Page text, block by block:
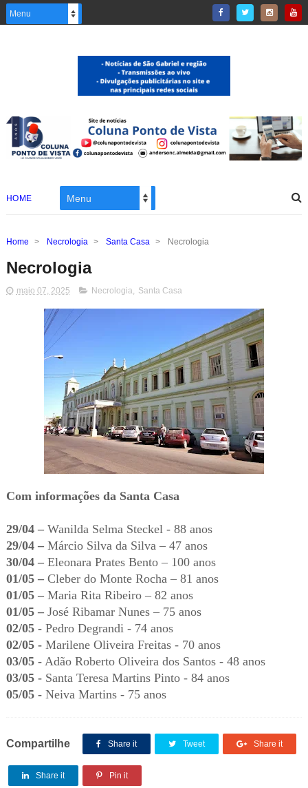
HOME
Home > Necrologia > Santa Casa > Necrologia
Necrologia
maio 07, 2025 Necrologia, Santa Casa
Com informações da Santa Casa
29/04 –Wanilda Selma Steckel - 88 anos
29/04 –Márcio Silva da Silva – 47 anos
30/04 –Eleonara Prates Bento – 100 anos
01/05 – Cleber do Monte Rocha – 81 anos
01/05 –Maria Rita Ribeiro – 82 anos
01/05 –José Ribamar Nunes – 75 anos
02/05 -Pedro Degrandi - 74 anos
02/05 -Marilene Oliveira Freitas - 70 anos
03/05 -Adão Roberto Oliveira dos Santos - 48 anos
03/05 -Santa Teresa Martins Pinto - 84 anos
05/05 -Neiva Martins - 75 anos
Compartilhe Share it Tweet Share it
Share it Pin it